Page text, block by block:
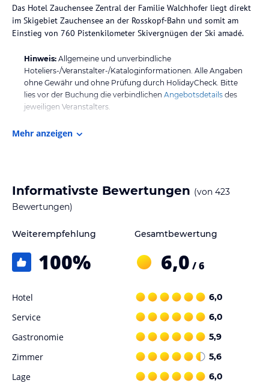
Das Hotel Zauchensee Zentral der Familie Walchhofer liegt direkt
im Skigebiet Zauchensee an der Rosskopf-Bahn und somit am
Einstieg von 760 Pistenkilometer Skivergnügen der Ski amadé.
Hinweis: Allgemeine und unverbindliche
Hoteliers-/Veranstalter-/Kataloginformationen. Alle Angaben
ohne Gewähr und ohne Prüfung durch HolidayCheck. Bitte
lies vor der Buchung die verbindlichen Angebotsdetails des
jeweiligen Veranstalters.
Mehr anzeigen
Informativste Bewertungen (von 423
Bewertungen)
Weiterempfehlung
100%
Gesamtbewertung
6,0 / 6
Hotel 6,0
Service 6,0
Gastronomie 5,9
Zimmer 5,6
Lage 6,0